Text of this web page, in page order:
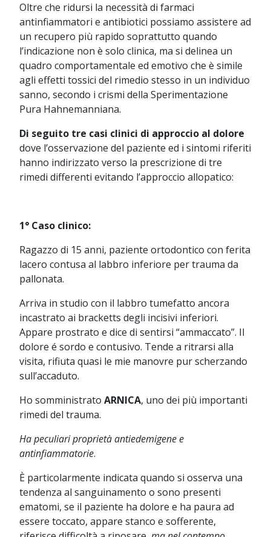
Oltre che ridursi la necessità di farmaci
antinfiammatori e antibiotici possiamo assistere ad
un recupero più rapido soprattutto quando
l’indicazione non è solo clinica, ma si delinea un
quadro comportamentale ed emotivo che è simile
agli effetti tossici del rimedio stesso in un individuo
sanno, secondo i crismi della Sperimentazione
Pura Hahnemanniana.
Di seguito tre casi clinici di approccio al dolore
dove l’osservazione del paziente ed i sintomi riferiti
hanno indirizzato verso la prescrizione di tre
rimedi differenti evitando l’approccio allopatico:
1° Caso clinico:
Ragazzo di 15 anni, paziente ortodontico con ferita
lacero contusa al labbro inferiore per trauma da
pallonata.
Arriva in studio con il labbro tumefatto ancora
incastrato ai bracketts degli incisivi inferiori.
Appare prostrato e dice di sentirsi “ammaccato”. Il
dolore é sordo e contusivo. Tende a ritrarsi alla
visita, rifiuta quasi le mie manovre pur scherzando
sull’accaduto.
Ho somministrato ARNICA, uno dei più importanti
rimedi del trauma.
Ha peculiari proprietà antiedemigene e
antinfiammatorie.
È particolarmente indicata quando si osserva una
tendenza al sanguinamento o sono presenti
ematomi, se il paziente ha dolore e ha paura ad
essere toccato, appare stanco e sofferente,